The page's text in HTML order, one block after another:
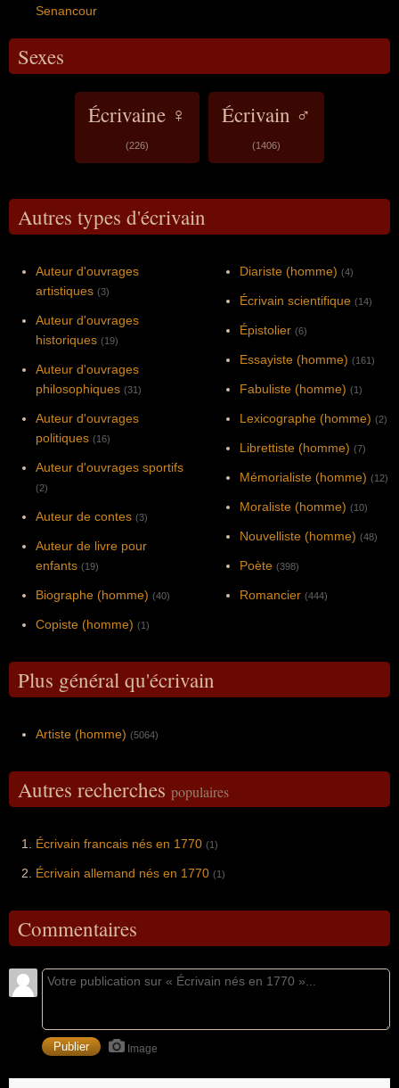
Senancour
Sexes
Écrivaine ♀
(226)
Écrivain ♂
(1406)
Autres types d'écrivain
Auteur d'ouvrages
artistiques (3)
Auteur d'ouvrages
historiques (19)
Auteur d'ouvrages
philosophiques (31)
Auteur d'ouvrages
politiques (16)
Auteur d'ouvrages sportifs
(2)
Auteur de contes (3)
Auteur de livre pour
enfants (19)
Biographe (homme) (40)
Copiste (homme) (1)
Diariste (homme) (4)
Écrivain scientifique (14)
Épistolier (6)
Essayiste (homme) (161)
Fabuliste (homme) (1)
Lexicographe (homme) (2)
Librettiste (homme) (7)
Mémorialiste (homme) (12)
Moraliste (homme) (10)
Nouvelliste (homme) (48)
Poète (398)
Romancier (444)
Plus général qu'écrivain
Artiste (homme) (5064)
Autres recherches populaires
Écrivain francais nés en 1770 (1)
Écrivain allemand nés en 1770 (1)
Commentaires
Image